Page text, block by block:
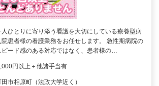
人ひとりに寄り添う看護を大切にしている療養型病
院患者様の看護業務をお任せします。 急性期病院の
ピード感のある対応ではなく、患者様の…
円以上＋他諸手当有
市相原町（法政大学近く）